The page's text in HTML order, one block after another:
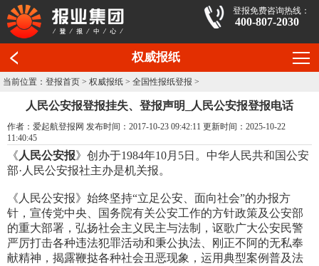
登报免费咨询热线：
400-807-2030
权威报纸
当前位置：登报首页 >权威报纸 >全国性报纸登报 >
人民公安报登报挂失、登报声明_人民公安报登报电话
作者：爱起航登报网 发布时间：2017-10-23 09:42:11 更新时间：2025-10-22
11:40:45
《 人民公安报》创办于1984年10月5日。中华人民共和国公安
部·人民公安报社主办是机关报。
《人民公安报》始终坚持“立足公安、面向社会”的办报方
针，宣传党中央、国务院有关公安工作的方针政策及公安部
的重大部署，弘扬社会主义民主与法制，讴歌广大公安民警
严厉打击各种违法犯罪活动和秉公执法、刚正不阿的无私奉
献精神，揭露鞭挞各种社会丑恶现象，运用典型案例普及法